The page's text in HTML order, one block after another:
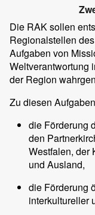
Die RAK sollen
Regionalstellen
Aufgaben von
Weltverantwortung
der Region
Zu diesen
die Förderung
den
Westfalen, der
und Ausland,
die Förderung
interkultureller